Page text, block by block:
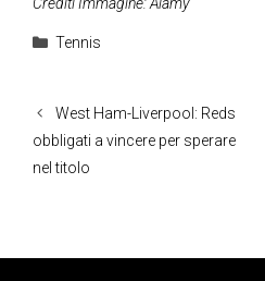
Crediti Immagine: Alamy
Categorie
Tennis
West Ham-Liverpool: Reds
obbligati a vincere per sperare
nel titolo